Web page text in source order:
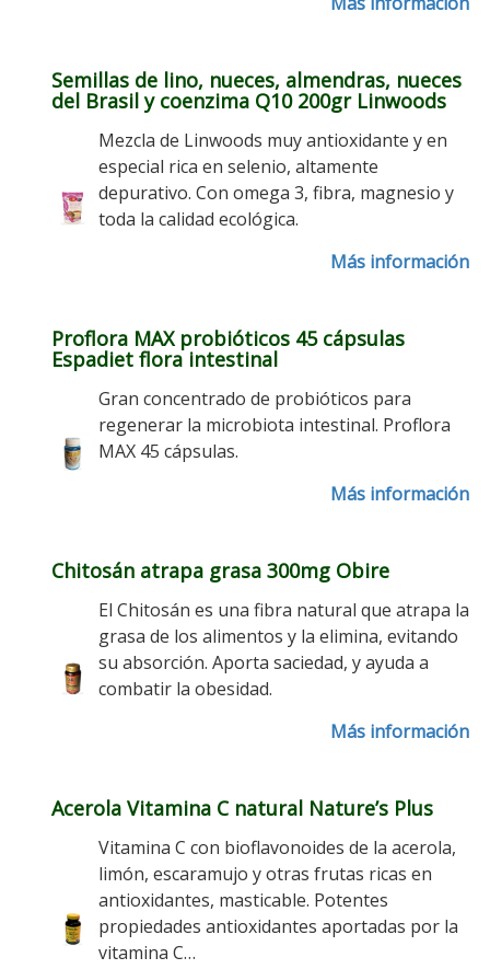
Semillas de lino, nueces, almendras, nueces
del Brasil y coenzima Q10 200gr Linwoods
Mezcla de Linwoods muy antioxidante y en
especial rica en selenio, altamente
depurativo. Con omega 3, fibra, magnesio y
toda la calidad ecológica.
Más información
Proflora MAX probióticos 45 cápsulas
Espadiet flora intestinal
Gran concentrado de probióticos para
regenerar la microbiota intestinal. Proflora
MAX 45 cápsulas.
Más información
Chitosán atrapa grasa 300mg Obire
El Chitosán es una fibra natural que atrapa la
grasa de los alimentos y la elimina, evitando
su absorción. Aporta saciedad, y ayuda a
combatir la obesidad.
Más información
Acerola Vitamina C natural Nature’s Plus
Vitamina C con bioflavonoides de la acerola,
limón, escaramujo y otras frutas ricas en
antioxidantes, masticable. Potentes
propiedades antioxidantes aportadas por la
vitamina C…